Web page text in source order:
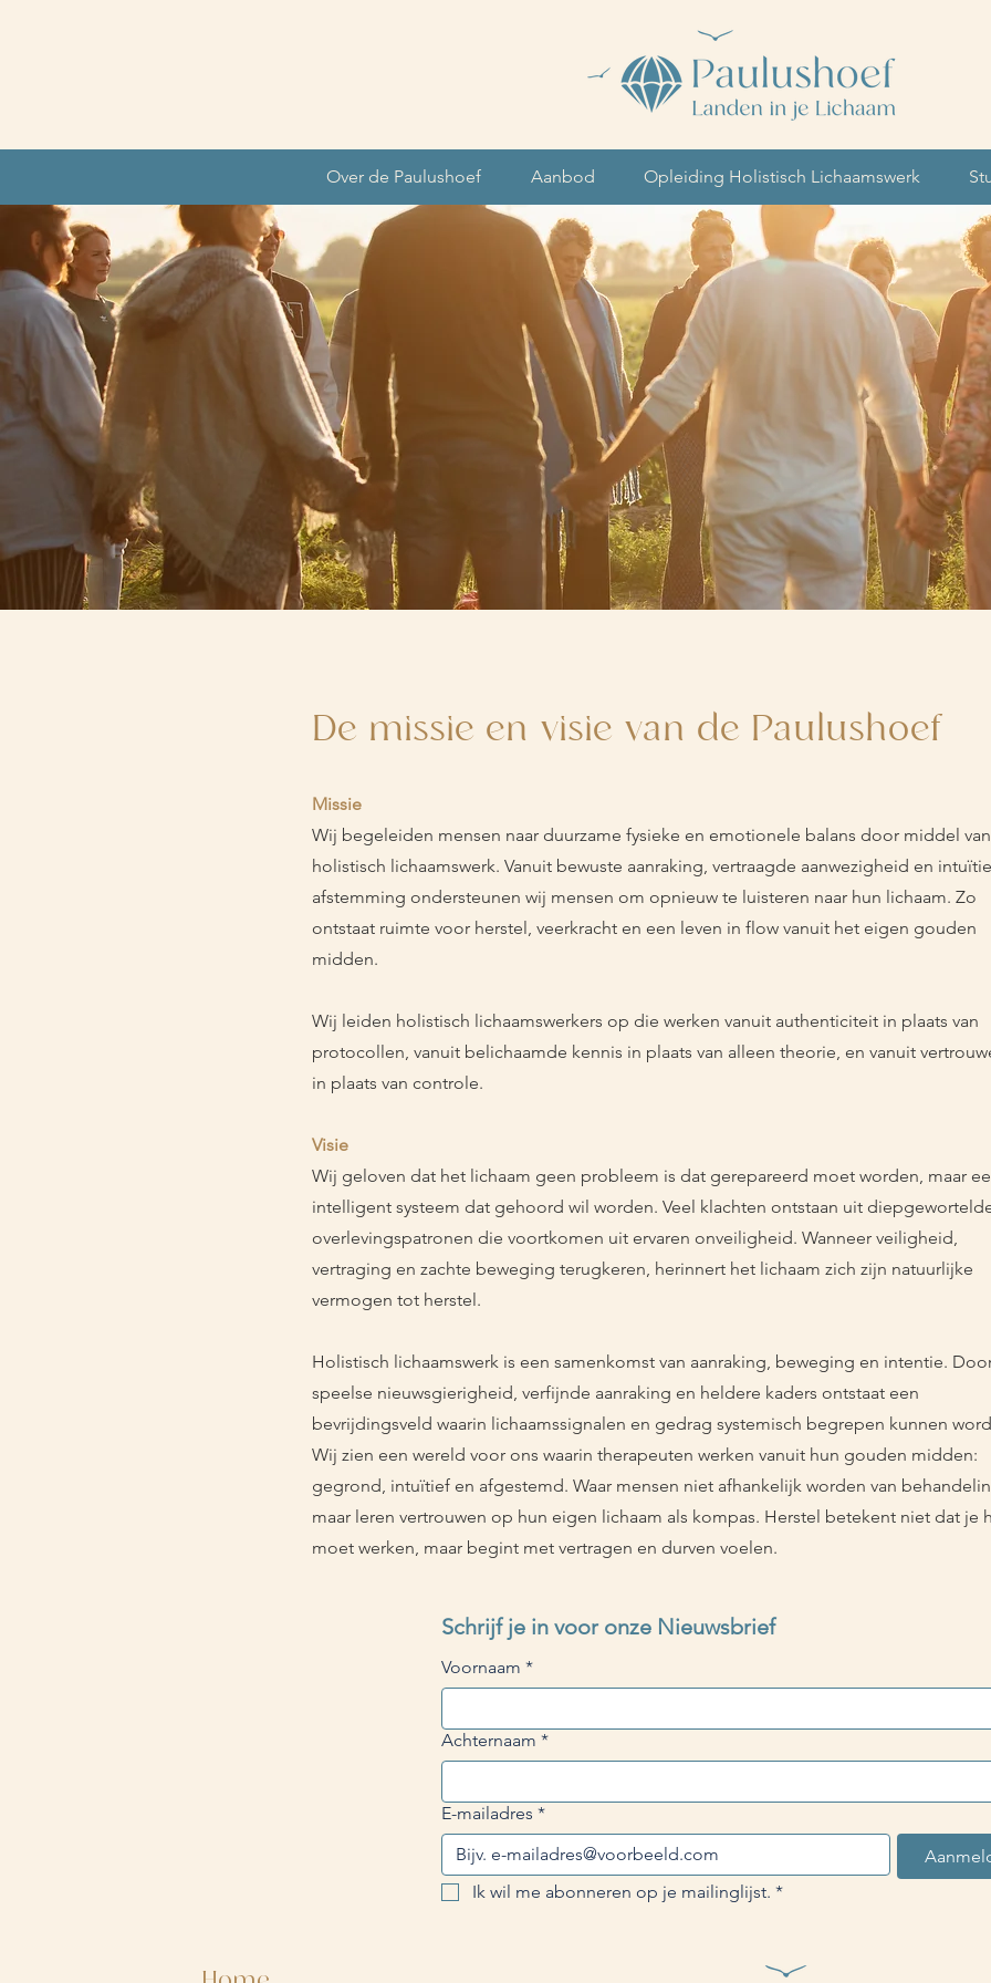
Over de Paulushoef Aanbod Opleiding Holistisch Lichaamswerk
De missie en visie van de Paulushoef
Missie
Wij begeleiden mensen naar duurzame fysieke en emotionele balans door middel van
holistisch lichaamswerk. Vanuit bewuste aanraking, vertraagde aanwezigheid en
afstemming ondersteunen wij mensen om opnieuw te luisteren naar hun lichaam. Zo
ontstaat ruimte voor herstel, veerkracht en een leven in flow vanuit het eigen gouden
midden.
Wij leiden holistisch lichaamswerkers op die werken vanuit authenticiteit in plaats van
protocollen, vanuit belichaamde kennis in plaats van alleen theorie, en vanuit
in plaats van controle.
Visie
Wij geloven dat het lichaam geen probleem is dat gerepareerd moet worden, maar
intelligent systeem dat gehoord wil worden. Veel klachten ontstaan uit
overlevingspatronen die voortkomen uit ervaren onveiligheid. Wanneer veiligheid,
vertraging en zachte beweging terugkeren, herinnert het lichaam zich zijn natuurlijke
vermogen tot herstel.
Holistisch lichaamswerk is een samenkomst van aanraking, beweging en intentie.
speelse nieuwsgierigheid, verfijnde aanraking en heldere kaders ontstaat een
bevrijdingsveld waarin lichaamssignalen en gedrag systemisch begrepen kunnen
Wij zien een wereld voor ons waarin therapeuten werken vanuit hun gouden midden:
gegrond, intuïtief en afgestemd. Waar mensen niet afhankelijk worden van
maar leren vertrouwen op hun eigen lichaam als kompas. Herstel betekent niet dat je
moet werken, maar begint met vertragen en durven voelen.
Schrijf je in voor onze Nieuwsbrief
Voornaam *
Achternaam *
E-mailadres *
Ik wil me abonneren op je mailinglijst. *